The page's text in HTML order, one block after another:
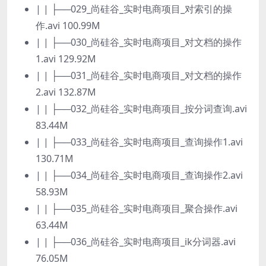
| | ├──029_尚硅谷_实时电商项目_对索引的操
作.avi 100.99M
| | ├──030_尚硅谷_实时电商项目_对文档的操作
1.avi 129.92M
| | ├──031_尚硅谷_实时电商项目_对文档的操作
2.avi 132.87M
| | ├──032_尚硅谷_实时电商项目_按分词查询.avi
83.44M
| | ├──033_尚硅谷_实时电商项目_查询操作1.avi
130.71M
| | ├──034_尚硅谷_实时电商项目_查询操作2.avi
58.93M
| | ├──035_尚硅谷_实时电商项目_聚合操作.avi
63.44M
| | ├──036_尚硅谷_实时电商项目_ik分词器.avi
76.05M